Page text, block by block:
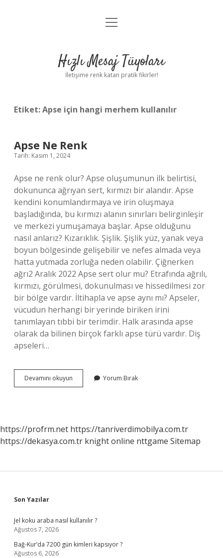
Anasayfa
Yasal Uyarı
menüyü
Hızlı Mesaj Tüyoları
İletişime renk katan pratik fikirler!
Etiket:Apse için hangi merhem kullanılır
Apse Ne Renk
Tarih: Kasım 1, 2024
Apse ne renk olur? Apse oluşumunun ilk belirtisi,
dokununca ağrıyan sert, kırmızı bir alandır. Apse
kendini konumlandırmaya ve irin oluşmaya
başladığında, bu kırmızı alanın sınırları belirginleşir
ve merkezi yumuşamaya başlar. Apse olduğunu
nasıl anlarız? Kızarıklık. Şişlik. Şişlik yüz, yanak veya
boyun bölgesinde gelişebilir ve nefes almada veya
hatta yutmada zorluğa neden olabilir. Çiğnerken
ağrı2 Aralık 2022 Apse sert olur mu? Etrafında ağrılı,
kırmızı, görülmesi, dokunulması ve hissedilmesi zor
bir bölge vardır. İltihapla ve apse aynı mı? Apseler,
vücudun herhangi bir yerinde biriken irini
tanımlayan tıbbi bir terimdir. Halk arasında apse
olarak da bilinen birçok farklı apse türü vardır. Diş
apseleri…
Devamını okuyun
Ne
Yorum Bırak
https://profrm.net https://tanriverdimobilya.com.tr
https://dekasya.com.tr knight online nttgame Sitemap
Sidebar
Son Yazılar
Jel koku araba nasıl kullanılır ?
Ağustos 7, 2026
Bağ-Kur’da 7200 gün kimleri kapsıyor ?
Ağustos 6, 2026